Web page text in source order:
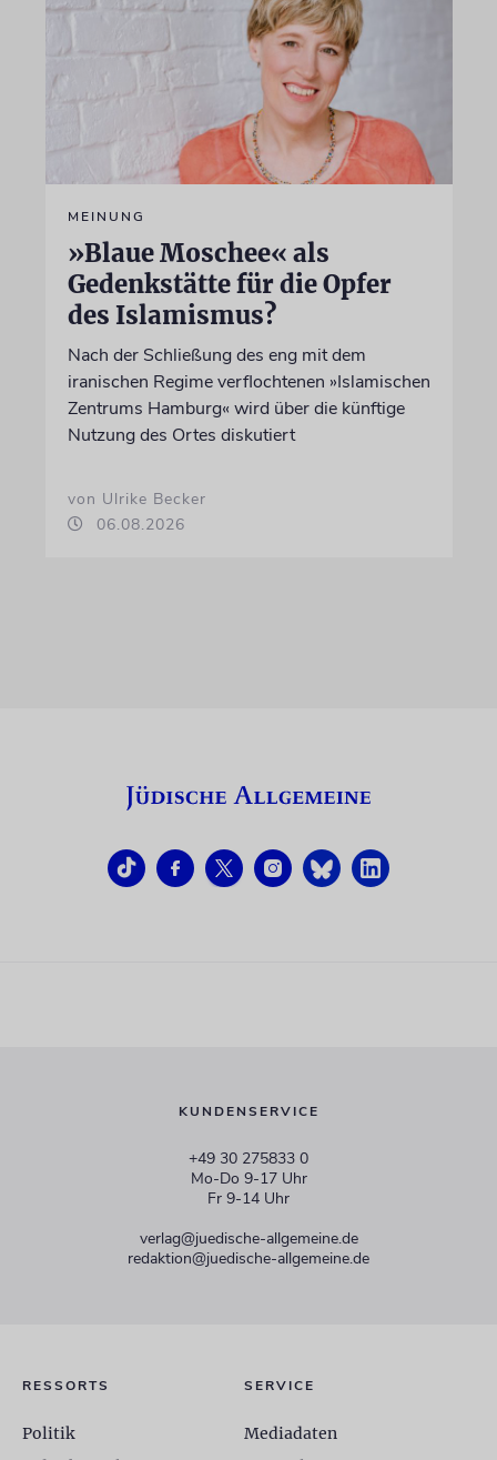
MEINUNG
»Blaue Moschee« als
Gedenkstätte für die Opfer
des Islamismus?
Nach der Schließung des eng mit dem
iranischen Regime verflochtenen »Islamischen
Zentrums Hamburg« wird über die künftige
Nutzung des Ortes diskutiert
von Ulrike Becker
06.08.2026
KUNDENSERVICE
+49 30 275833 0
Mo-Do 9-17 Uhr
Fr 9-14 Uhr
verlag@juedische-allgemeine.de
redaktion@juedische-allgemeine.de
RESSORTS
Politik
SERVICE
Mediadaten